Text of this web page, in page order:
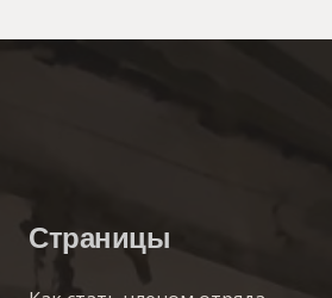
Страницы